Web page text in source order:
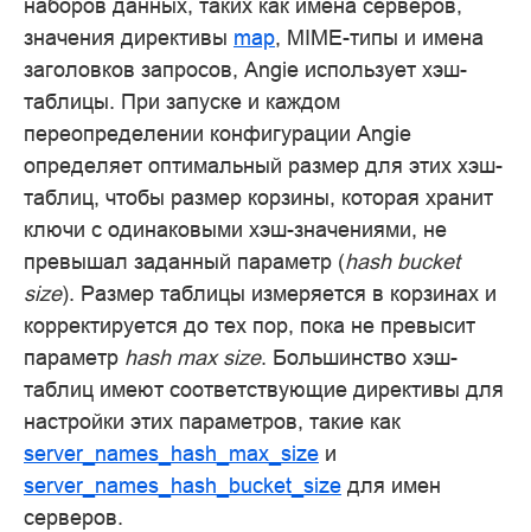
наборов данных, таких как имена серверов,
значения директивы map, MIME-типы и имена
заголовков запросов, Angie использует хэш-
таблицы. При запуске и каждом
переопределении конфигурации Angie
определяет оптимальный размер для этих хэш-
таблиц, чтобы размер корзины, которая хранит
ключи с одинаковыми хэш-значениями, не
превышал заданный параметр (hash bucket
size). Размер таблицы измеряется в корзинах и
корректируется до тех пор, пока не превысит
параметр hash max size. Большинство хэш-
таблиц имеют соответствующие директивы для
настройки этих параметров, такие как
server_names_hash_max_size и
server_names_hash_bucket_size для имен
серверов.